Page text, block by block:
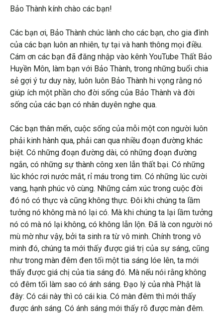
Bảo Thành kính chào các bạn!
Các bạn ơi, Bảo Thành chúc lành cho các bạn, cho gia đình
của các bạn luôn an nhiên, tự tại và hanh thông mọi điều.
Cám ơn các bạn đã đăng nhập vào kênh YouTube Thất Bảo
Huyền Môn, làm bạn với Bảo Thành, trong những buổi chia
sẻ gợi ý tư duy này, luôn luôn Bảo Thành hi vọng rằng nó
giúp ích một phần cho đời sống của Bảo Thành và đời
sống của các bạn có nhân duyên nghe qua.
Các bạn thân mến, cuộc sống của mỗi một con người luôn
phải kinh hành qua, phải can qua nhiều đoạn đường khác
biệt. Có những đoạn đường dài, có những đoạn đường
ngắn, có những sự thành công xen lẫn thất bại. Có những
lúc khóc rơi nước mắt, rỉ máu trong tim. Có những lúc cười
vang, hạnh phúc vô cùng. Những cảm xúc trong cuộc đời
đó nó có thực và cũng không thực. Đôi khi chúng ta lầm
tưởng nó không mà nó lại có. Mà khi chúng ta lại lầm tưởng
nó có mà nó lại không, có không lẫn lộn. Đã là con người nó
mù mờ như vậy, bởi ta sinh ra từ vô minh. Chính trong vô
minh đó, chúng ta mới thấy được giá trị của sự sáng, cũng
như trong màn đêm đen tối một tia sáng lóe lên, ta mới
thấy được giá chị của tia sáng đó. Mà nếu nói rằng không
có đêm tối làm sao có ánh sáng. Đạo lý của nhà Phật là
đây: Có cái này thì có cái kia. Có màn đêm thì mới thấy
được ánh sáng. Có ánh sáng mới thấy rõ được màn đêm.